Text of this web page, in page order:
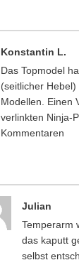
Konstantin L.
Das Topmodel
(seitlicher
Modellen. Einen
verlinkten Ninja-
Kommentaren
Julian
Temperarm
das kaputt
selbst